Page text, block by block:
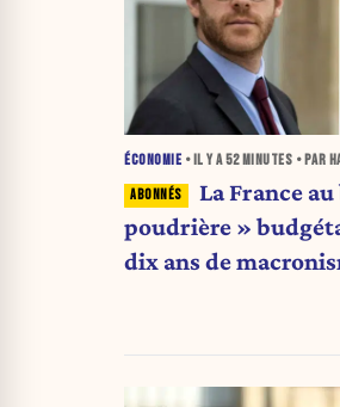
ÉCONOMIE • IL Y A52 MINUTES • PAR
La France
poudrière »
dix ans de